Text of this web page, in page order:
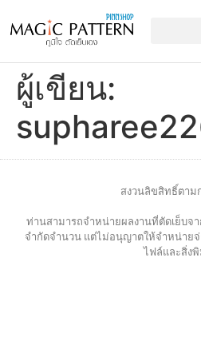
ผู้เขียน:
สงวนลิขสิทธิ์ตาม
ท่านสามารถจำหน่ายผลงานที่ตัดเย็บจ
จำกัดจำนวน แต่ไม่อนุญาตให้จำหน่าย
ไฟล์และสิ่ง